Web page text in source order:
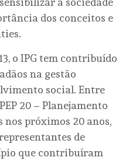
dos conceitos e
o IPG tem contribuído
na gestão
social. Entre
20 – Planejamento
próximos 20 anos,
de
que contribuíram